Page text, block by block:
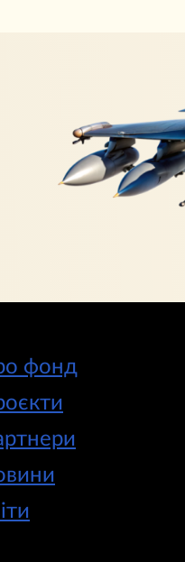
фонд